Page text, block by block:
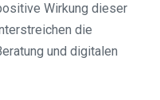
Wirkung dieser
die
und digitalen